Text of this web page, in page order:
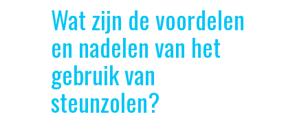
Wat zijn de voordelen
en nadelen van het
gebruik van
steunzolen?